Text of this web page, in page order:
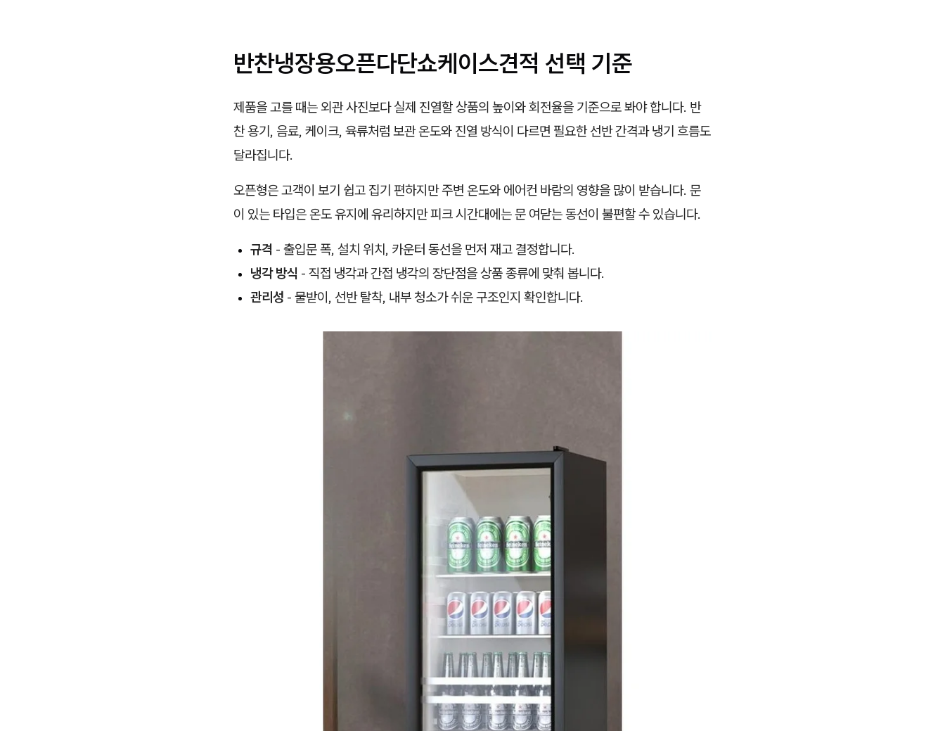
반찬냉장용오픈다단쇼케이스견적 선택 기준
제품을 고를 때는 외관 사진보다 실제 진열할 상품의 높이와 회전율을 기준으로 봐야 합니다. 반
찬 용기, 음료, 케이크, 육류처럼 보관 온도와 진열 방식이 다르면 필요한 선반 간격과 냉기 흐름도
달라집니다.
오픈형은 고객이 보기 쉽고 집기 편하지만 주변 온도와 에어컨 바람의 영향을 많이 받습니다. 문
이 있는 타입은 온도 유지에 유리하지만 피크 시간대에는 문 여닫는 동선이 불편할 수 있습니다.
규격 - 출입문 폭, 설치 위치, 카운터 동선을 먼저 재고 결정합니다.
냉각 방식 - 직접 냉각과 간접 냉각의 장단점을 상품 종류에 맞춰 봅니다.
관리성 - 물받이, 선반 탈착, 내부 청소가 쉬운 구조인지 확인합니다.